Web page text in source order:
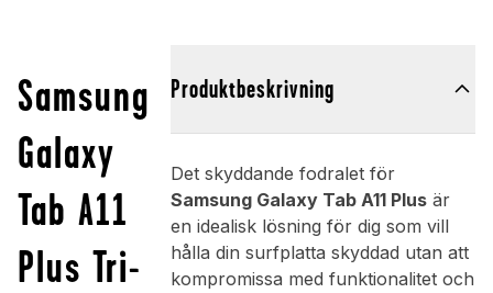
Samsung
Galaxy
Tab A11
Plus Tri-
Produktbeskrivning
Det skyddande fodralet för
Samsung Galaxy Tab A11 Plusär
en idealisk lösning för dig som vill
hålla din surfplatta skyddad utan att
kompromissa med funktionalitet och